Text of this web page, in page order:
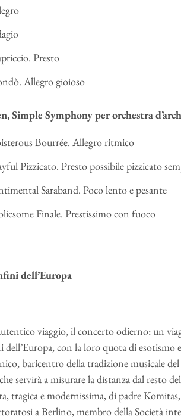
Presto
Allegro gioioso
Simple Symphony per orchestra
Bourrée. Allegro ritmico
Pizzicato. Presto possibile pizzicato
Saraband. Poco lento e pesante
Finale. Prestissimo con fuoco
dell’Europa
viaggio, il concerto odierno: un
dell’Europa, con la loro quota di
baricentro della tradizione musicale
servirà a misurare la distanza dal resto
tragica e modernissima, di padre
a Berlino, membro della Società